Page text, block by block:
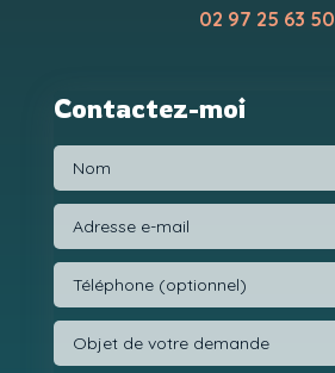
02 97 25 63 50
Contactez-moi